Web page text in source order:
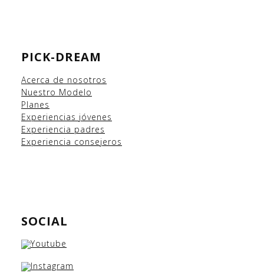
PICK-DREAM
Acerca de nosotros
Nuestro Modelo
Planes
Experiencias jóvenes
Experiencia padres
Experiencia consejeros
SOCIAL